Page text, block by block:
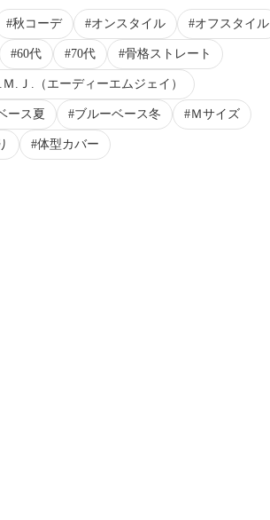
秋コーデ オンスタイル オフスタイル
60代 70代 骨格ストレート
Ｍ.Ｊ.（エーディーエムジェイ）
ース夏 ブルーベース冬 Ｍサイズ
体型カバー